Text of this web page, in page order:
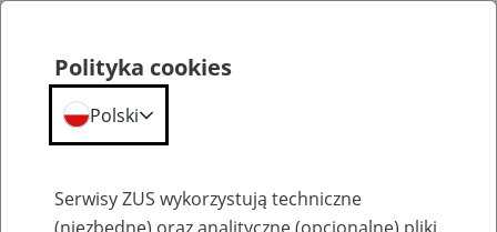
Polityka cookies
Polski
Serwisy ZUS wykorzystują techniczne